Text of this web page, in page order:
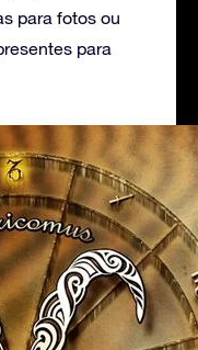
para fotos ou
para